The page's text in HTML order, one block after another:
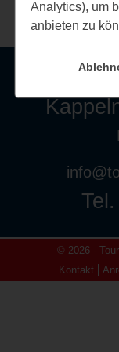
© 2026 -
Kontakt
Analytics), um
anbieten zu